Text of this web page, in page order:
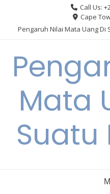
content
Call Us:
Cape
Pengaruh Nilai Mata Uang Di
Mata
Suatu